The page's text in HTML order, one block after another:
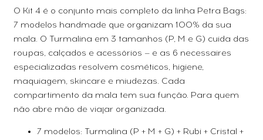
O Kit 4 é o conjunto mais completo da linha Petra Bags:
7 modelos handmade que organizam 100% da sua
mala. O Turmalina em 3 tamanhos (P, M e G) cuida das
roupas, calçados e acessórios — e as 6 necessaires
especializadas resolvem cosméticos, higiene,
maquiagem, skincare e miudezas. Cada
compartimento da mala tem sua função. Para quem
não abre mão de viajar organizada.
7 modelos: Turmalina (P + M + G) + Rubi + Cristal +